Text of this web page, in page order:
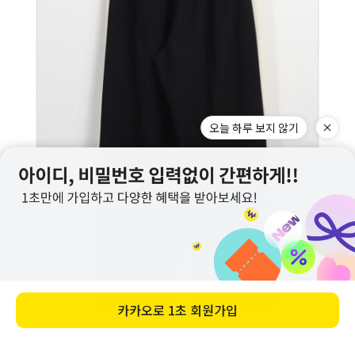
오늘 하루 보지 않기
카카오로 1초 회원가입